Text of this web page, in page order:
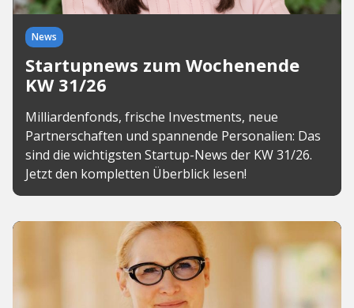
News
Startupnews zum Wochenende
KW 31/26
Milliardenfonds, frische Investments, neue
Partnerschaften und spannende Personalien: Das
sind die wichtigsten Startup-News der KW 31/26.
Jetzt den kompletten Überblick lesen!